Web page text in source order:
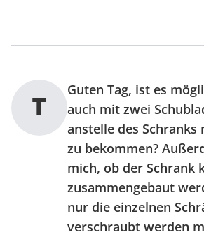
T
Guten Tag, ist es
auch mit zwei
anstelle des
zu bekommen?
mich, ob der Schrank
zusammengebaut
nur die einzelnen
verschraubt werden